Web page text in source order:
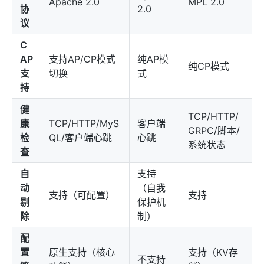
协
议
2.0
C
AP
支
持
支持AP/CP模式
切换
纯AP模
式
纯CP模式
健
康
检
查
TCP/HTTP/MyS
QL/客户端心跳
客户端
心跳
TCP/HTTP/
GRPC/脚本/
系统状态
自
动
剔
除
支持（可配置）
支持
（自我
保护机
制）
支持
配
置
原生支持（核心
不支持
支持（KV存